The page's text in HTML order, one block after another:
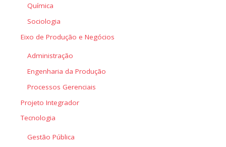
Química
Sociologia
Eixo de Produção e Negócios
Administração
Engenharia da Produção
Processos Gerenciais
Projeto Integrador
Tecnologia
Gestão Pública